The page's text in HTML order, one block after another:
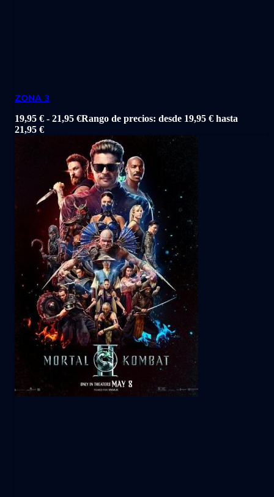
ZONA 3
19,95 € - 21,95 €Rango de precios: desde 19,95 € hasta
21,95 €